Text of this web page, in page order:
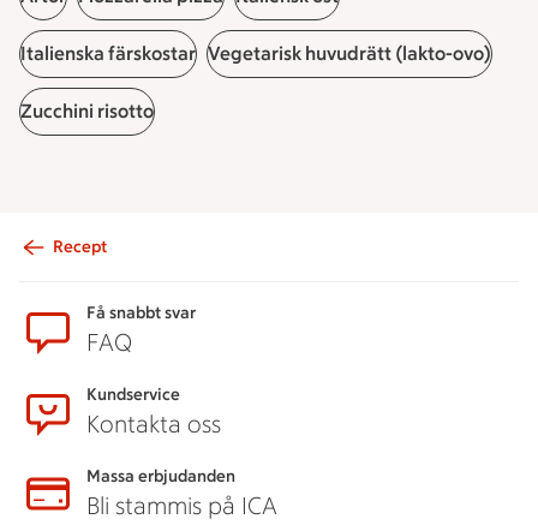
Italienska färskostar Vegetarisk huvudrätt (lakto-ovo)
Zucchini risotto
Recept
Få snabbt svar
FAQ
Kundservice
Kontakta oss
Massa erbjudanden
Bli stammis på ICA